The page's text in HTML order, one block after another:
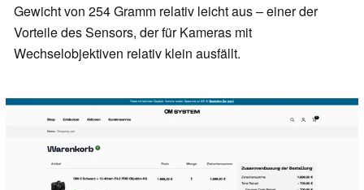
Gewicht von 254 Gramm relativ leicht aus – einer der
Vorteile des Sensors, der für Kameras mit
Wechselobjektiven relativ klein ausfällt.